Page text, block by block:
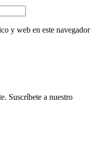
y web en este navegador
Suscríbete a nuestro